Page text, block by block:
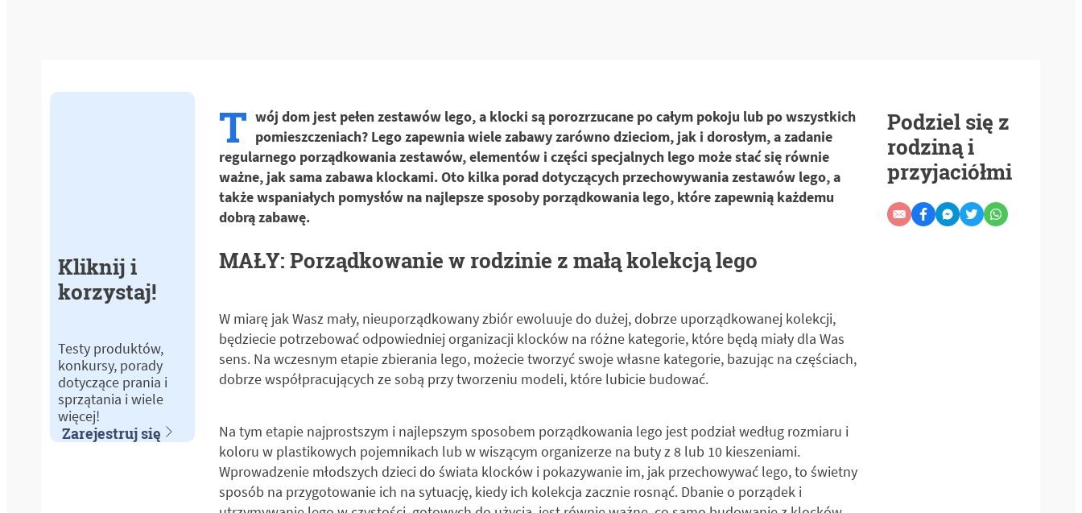
Kliknij i
korzystaj!
Testy produktów,
konkursy, porady
dotyczące prania i
sprzątania i wiele
więcej!
Zarejestruj się
T wój dom jest pełen zestawów lego, a klocki są porozrzucane po całym pokoju lub po wszystkich
pomieszczeniach? Lego zapewnia wiele zabawy zarówno dzieciom, jak i dorosłym, a zadanie
regularnego porządkowania zestawów, elementów i części specjalnych lego może stać się równie
ważne, jak sama zabawa klockami. Oto kilka porad dotyczących przechowywania zestawów lego, a
także wspaniałych pomysłów na najlepsze sposoby porządkowania lego, które zapewnią każdemu
dobrą zabawę.
MAŁY: Porządkowanie w rodzinie z małą kolekcją lego
W miarę jak Wasz mały, nieuporządkowany zbiór ewoluuje do dużej, dobrze uporządkowanej kolekcji,
będziecie potrzebować odpowiedniej organizacji klocków na różne kategorie, które będą miały dla Was
sens. Na wczesnym etapie zbierania lego, możecie tworzyć swoje własne kategorie, bazując na częściach,
dobrze współpracujących ze sobą przy tworzeniu modeli, które lubicie budować.
Na tym etapie najprostszym i najlepszym sposobem porządkowania lego jest podział według rozmiaru i
koloru w plastikowych pojemnikach lub w wiszącym organizerze na buty z 8 lub 10 kieszeniami.
Wprowadzenie młodszych dzieci do świata klocków i pokazywanie im, jak przechowywać lego, to świetny
sposób na przygotowanie ich na sytuację, kiedy ich kolekcja zacznie rosnąć. Dbanie o porządek i
Podziel się z
rodziną i
przyjaciółmi